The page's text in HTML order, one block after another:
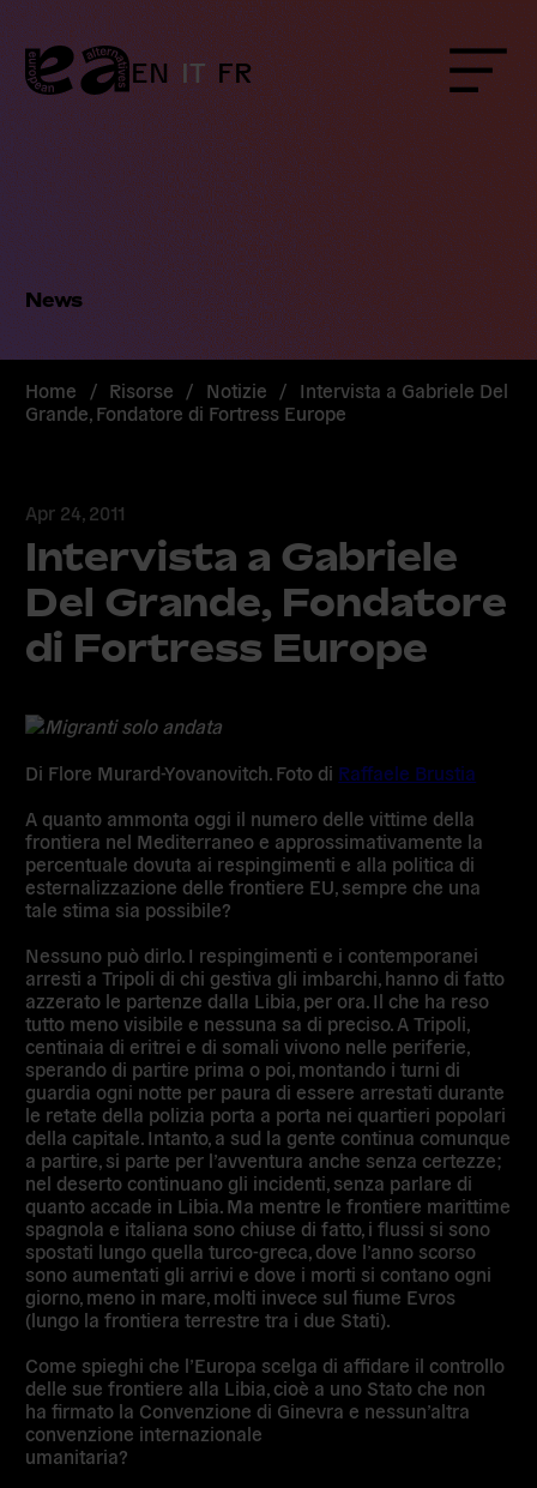
Skip
to
content
EN IT FR Menu
News
Home / Risorse / Notizie / Intervista a Gabriele Del
Grande, Fondatore di Fortress Europe
Apr 24, 2011
Intervista a Gabriele
Del Grande, Fondatore
di Fortress Europe
Di Flore Murard-Yovanovitch . Foto di Raffaele Brustia
A quanto ammonta oggi il numero delle vittime della
frontiera nel Mediterraneo e approssimativamente la
percentuale dovuta ai respingimenti e alla politica di
esternalizzazione delle frontiere EU, sempre che una
tale stima sia possibile?
Nessuno può dirlo. I respingimenti e i contemporanei
arresti a Tripoli di chi gestiva gli imbarchi, hanno di fatto
azzerato le partenze dalla Libia, per ora. Il che ha reso
tutto meno visibile e nessuna sa di preciso. A Tripoli,
centinaia di eritrei e di somali vivono nelle periferie,
sperando di partire prima o poi, montando i turni di
guardia ogni notte per paura di essere arrestati durante
le retate della polizia porta a porta nei quartieri popolari
della capitale. Intanto, a sud la gente continua comunque
a partire, si parte per l’avventura anche senza certezze;
nel deserto continuano gli incidenti, senza parlare di
quanto accade in Libia. Ma mentre le frontiere marittime
spagnola e italiana sono chiuse di fatto, i flussi si sono
spostati lungo quella turco-greca, dove l’anno scorso
sono aumentati gli arrivi e dove i morti si contano ogni
giorno, meno in mare, molti invece sul fiume Evros
(lungo la frontiera terrestre tra i due Stati).
Come spieghi che l’Europa scelga di affidare il controllo
delle sue frontiere alla Libia, cioè a uno Stato che non
ha firmato la Convenzione di Ginevra e nessun’altra
convenzione internazionale
umanitaria?